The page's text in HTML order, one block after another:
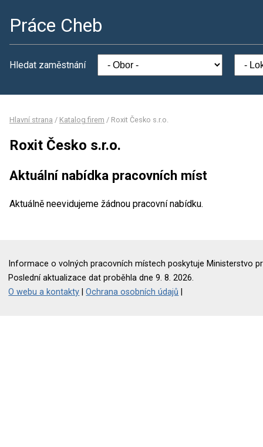
Práce Cheb
Hledat zaměstnání
Hlavní strana / Katalog firem / Roxit Česko s.r.o.
Roxit Česko s.r.o.
Aktuální nabídka pracovních míst
Aktuálně neevidujeme žádnou pracovní nabídku.
Informace o volných pracovních místech poskytuje Ministerstvo
Poslední aktualizace dat proběhla dne 9. 8. 2026.
O webu a kontakty |Ochrana osobních údajů